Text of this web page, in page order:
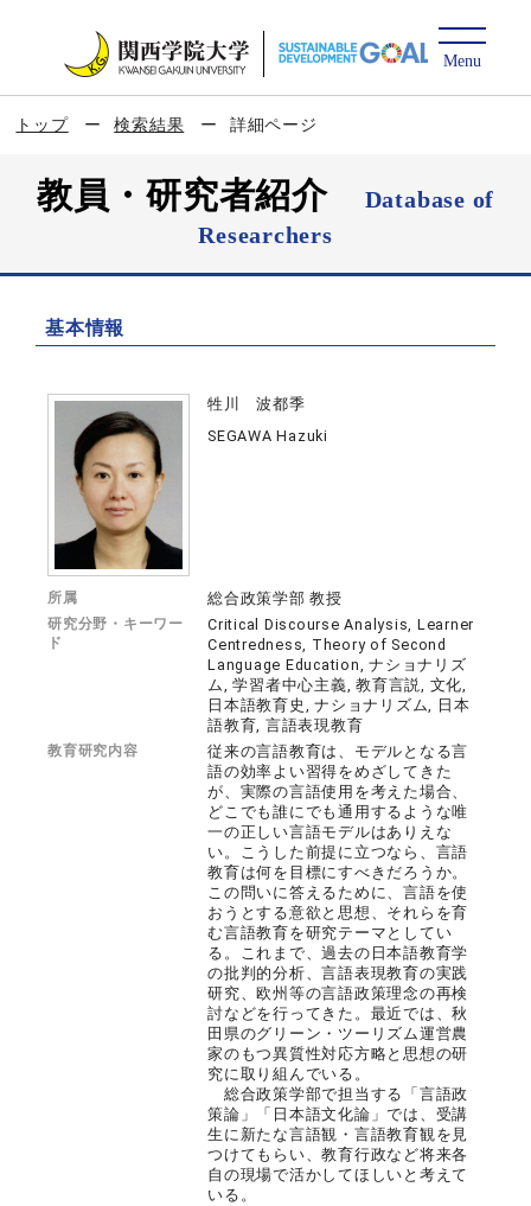
トップ 検索結果 詳細ページ
教員・研究者紹介
Database of
Researchers
基本情報
牲川 波都季
SEGAWA Hazuki
所属 総合政策学部 教授
研究分野・キーワー
ド
Critical Discourse Analysis, Learner
Centredness, Theory of Second
Language Education, ナショナリズ
ム, 学習者中心主義, 教育言説, 文化,
日本語教育史, ナショナリズム, 日本
語教育, 言語表現教育
教育研究内容
従来の言語教育は、モデルとなる言
語の効率よい習得をめざしてきた
が、実際の言語使用を考えた場合、
どこでも誰にでも通用するような唯
一の正しい言語モデルはありえな
い。こうした前提に立つなら、言語
教育は何を目標にすべきだろうか。
この問いに答えるために、言語を使
おうとする意欲と思想、それらを育
む言語教育を研究テーマとしてい
る。これまで、過去の日本語教育学
の批判的分析、言語表現教育の実践
研究、欧州等の言語政策理念の再検
討などを行ってきた。最近では、秋
田県のグリーン・ツーリズム運営農
家のもつ異質性対応方略と思想の研
究に取り組んでいる。
総合政策学部で担当する「言語政
策論」「日本語文化論」では、受講
生に新たな言語観・言語教育観を見
つけてもらい、教育行政など将来各
自の現場で活かしてほしいと考えて
いる。